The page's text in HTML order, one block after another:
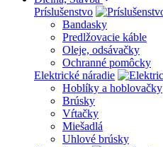
Príslušenstvo
Bandasky
Predlžovacie káble
Oleje, odsávačky
Ochranné pomôcky
Elektrické náradie
Hoblíky a hoblovačky
Brúsky
Vŕtačky
Miešadlá
Uhlové brúsky